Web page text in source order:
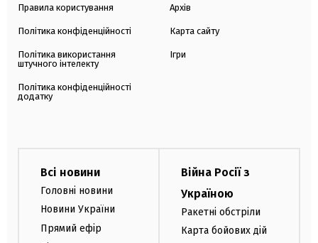
Правила користування
Політика конфіденційності
Політика використання
штучного інтелекту
Політика конфіденційності
додатку
Архів
Карта сайту
Ігри
Всі новини
Головні новини
Новини України
Прямий ефір
Війна Росії з
Україною
Ракетні обстріли
Карта бойових дій